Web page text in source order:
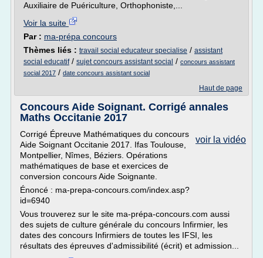
Auxiliaire de Puériculture, Orthophoniste,...
Voir la suite
Par : ma-prépa concours
Thèmes liés : travail social educateur specialise / assistant
social educatif/ sujet concours assistant social / concours assistant
social 2017 / date concours assistant social
Haut de page
Concours Aide Soignant. Corrigé annales
Maths Occitanie 2017
voir la vidéo
Corrigé Épreuve Mathématiques du concours
Aide Soignant Occitanie 2017. Ifas Toulouse,
Montpellier, Nîmes, Béziers. Opérations
mathématiques de base et exercices de
conversion concours Aide Soignante.
Énoncé : ma-prepa-concours.com/index.asp?
id=6940
Vous trouverez sur le site ma-prépa-concours.com aussi
des sujets de culture générale du concours Infirmier, les
dates des concours Infirmiers de toutes les IFSI, les
résultats des épreuves d'admissibilité (écrit) et admission...